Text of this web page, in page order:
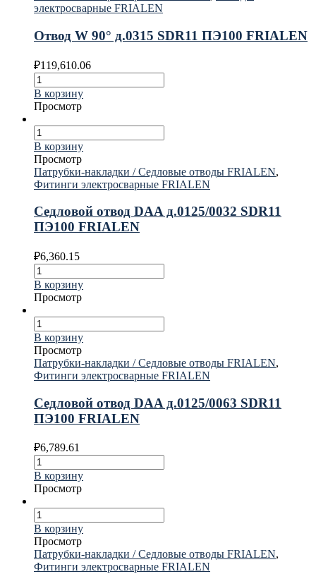
электросварные FRIALEN
Отвод W 90° д.0315 SDR11 ПЭ100 FRIALEN
₽119,610.06
В корзину
Просмотр
В корзину
Просмотр
Патрубки-накладки / Седловые отводы FRIALEN,
Фитинги электросварные FRIALEN
Седловой отвод DAA д.0125/0032 SDR11
ПЭ100 FRIALEN
₽6,360.15
В корзину
Просмотр
В корзину
Просмотр
Патрубки-накладки / Седловые отводы FRIALEN,
Фитинги электросварные FRIALEN
Седловой отвод DAA д.0125/0063 SDR11
ПЭ100 FRIALEN
₽6,789.61
В корзину
Просмотр
В корзину
Просмотр
Патрубки-накладки / Седловые отводы FRIALEN,
Фитинги электросварные FRIALEN